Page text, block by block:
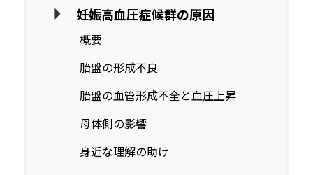
妊娠高血圧症候群の原因
概要
胎盤の形成不良
胎盤の血管形成不全と血圧上昇
母体側の影響
身近な理解の助け